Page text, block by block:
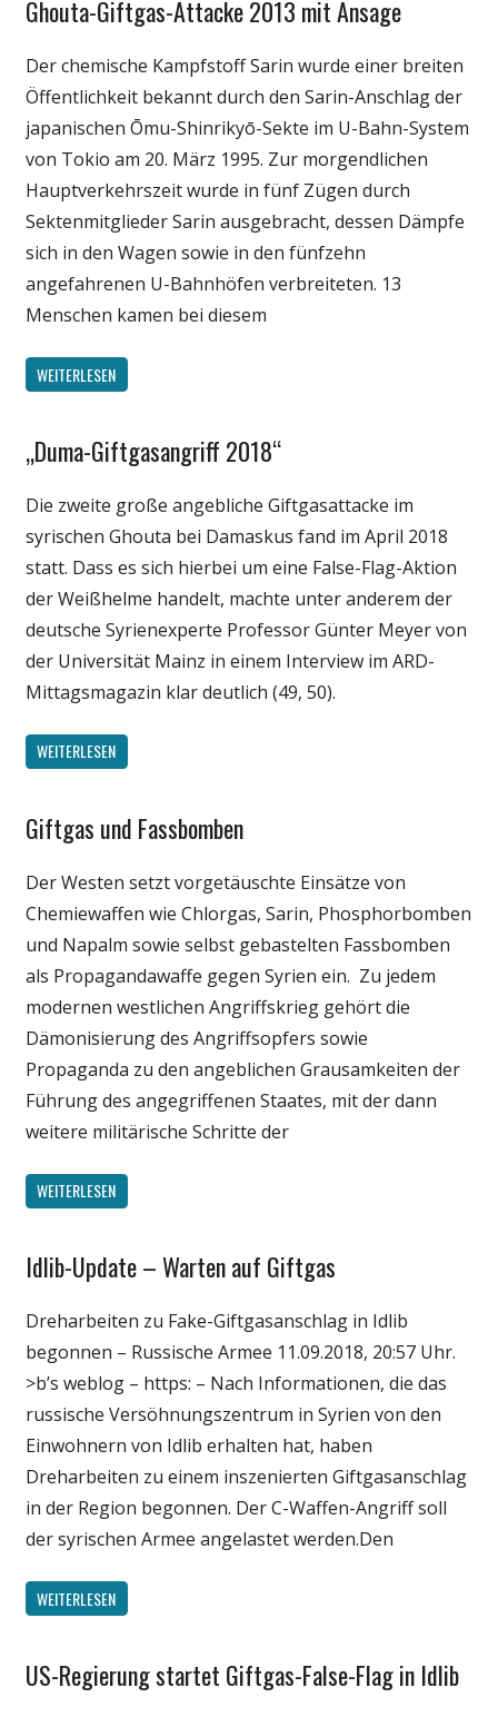
Gesellschaft
Politik
Wissenschaft
Ghouta-Giftgas-Attacke 2013 mit Ansage
Der chemische Kampfstoff Sarin wurde einer breiten
Öffentlichkeit bekannt durch den Sarin-Anschlag der
japanischen Ōmu-Shinrikyō-Sekte im U-Bahn-System
von Tokio am 20. März 1995. Zur morgendlichen
Hauptverkehrszeit wurde in fünf Zügen durch
Sektenmitglieder Sarin ausgebracht, dessen Dämpfe
sich in den Wagen sowie in den fünfzehn
angefahrenen U-Bahnhöfen verbreiteten. 13
Menschen kamen bei diesem
WEITERLESEN
Gesellschaft
Politik
Wissenschaft
„Duma-Giftgasangriff 2018“
Die zweite große angebliche Giftgasattacke im
syrischen Ghouta bei Damaskus fand im April 2018
statt. Dass es sich hierbei um eine False-Flag-Aktion
der Weißhelme handelt, machte unter anderem der
deutsche Syrienexperte Professor Günter Meyer von
der Universität Mainz in einem Interview im ARD-
Mittagsmagazin klar deutlich (49, 50).
WEITERLESEN
Gesellschaft
Politik
Wissenschaft
Giftgas und Fassbomben
Der Westen setzt vorgetäuschte Einsätze von
Chemiewaffen wie Chlorgas, Sarin, Phosphorbomben
und Napalm sowie selbst gebastelten Fassbomben
als Propagandawaffe gegen Syrien ein. Zu jedem
modernen westlichen Angriffskrieg gehört die
Dämonisierung des Angriffsopfers sowie
Propaganda zu den angeblichen Grausamkeiten der
Führung des angegriffenen Staates, mit der dann
weitere militärische Schritte der
WEITERLESEN
Gesellschaft
Politik
Wissenschaft
Idlib-Update – Warten auf Giftgas
Dreharbeiten zu Fake-Giftgasanschlag in Idlib
begonnen – Russische Armee 11.09.2018, 20:57 Uhr.
>b’s weblog – https: – Nach Informationen, die das
russische Versöhnungszentrum in Syrien von den
Einwohnern von Idlib erhalten hat, haben
Dreharbeiten zu einem inszenierten Giftgasanschlag
in der Region begonnen. Der C-Waffen-Angriff soll
der syrischen Armee angelastet werden.Den
WEITERLESEN
Gesellschaft
US-Regierung startet Giftgas-False-Flag in Idlib